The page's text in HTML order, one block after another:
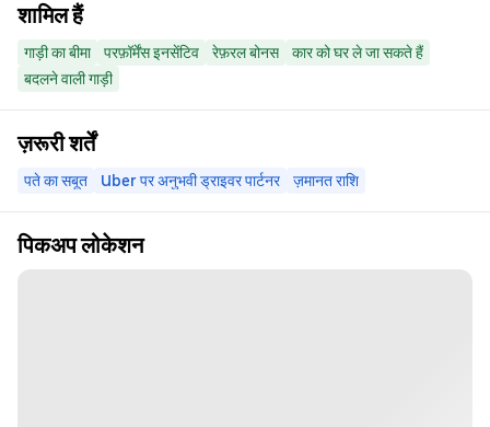
शामिल हैं
गाड़ी का बीमा परफ़ॉर्मेंस इनसेंटिव रेफ़रल बोनस
कार को घर ले जा सकते हैं
बदलने वाली गाड़ी
ज़रूरी शर्तें
पते का सबूत Uber पर अनुभवी ड्राइवर पार्टनर ज़मानत राशि
पिकअप लोकेशन